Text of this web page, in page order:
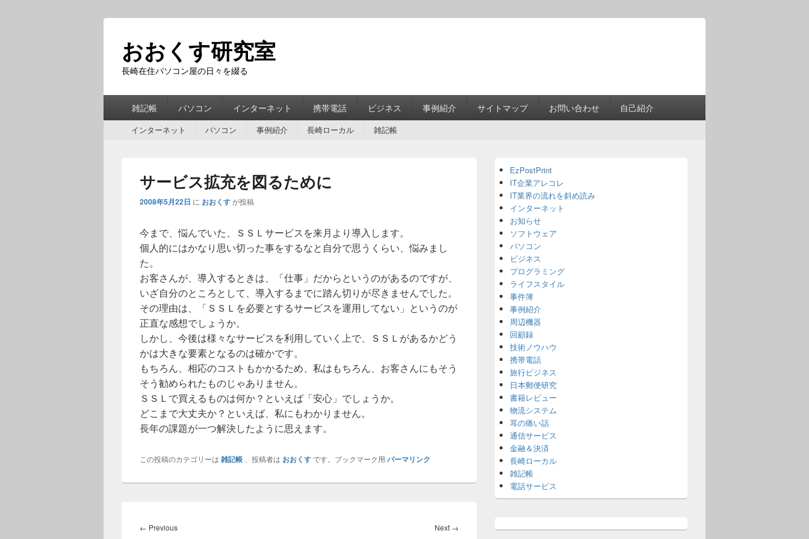
おおくす研究室
長崎在住パソコン屋の日々を綴る
雑記帳 パソコン インターネット 携帯電話 ビジネス 事例紹介 サイトマップ お問い合わせ 自己紹介
インターネット パソコン 事例紹介 長崎ローカル 雑記帳
サービス拡充を図るために
2008年5月22日 に おおくすが投稿
今まで、悩んでいた、ＳＳＬサービスを来月より導入します。
個人的にはかなり思い切った事をするなと自分で思うくらい、悩みまし
た。
お客さんが、導入するときは、「仕事」だからというのがあるのですが、
いざ自分のところとして、導入するまでに踏ん切りが尽きませんでした。
その理由は、「ＳＳＬを必要とするサービスを運用してない」というのが
正直な感想でしょうか。
しかし、今後は様々なサービスを利用していく上で、ＳＳＬがあるかどう
かは大きな要素となるのは確かです。
もちろん、相応のコストもかかるため、私はもちろん、お客さんにもそう
そう勧められたものじゃありません。
ＳＳＬで買えるものは何か？といえば「安心」でしょうか。
どこまで大丈夫か？といえば、私にもわかりません。
長年の課題が一つ解決したように思えます。
この投稿のカテゴリーは 雑記帳 、投稿者は おおくすです。ブックマーク用 パーマリンク
稿
← PreviousPrevious
Next →
Sidebar
Widget
Area
EzPostPrint
IT企業アレコレ
IT業界の流れを斜め読み
インターネット
お知らせ
ソフトウェア
パソコン
ビジネス
プログラミング
ライフスタイル
事件簿
事例紹介
周辺機器
回顧録
技術ノウハウ
携帯電話
旅行ビジネス
日本郵便研究
書籍レビュー
物流システム
耳の痛い話
通信サービス
金融＆決済
長崎ローカル
雑記帳
電話サービス